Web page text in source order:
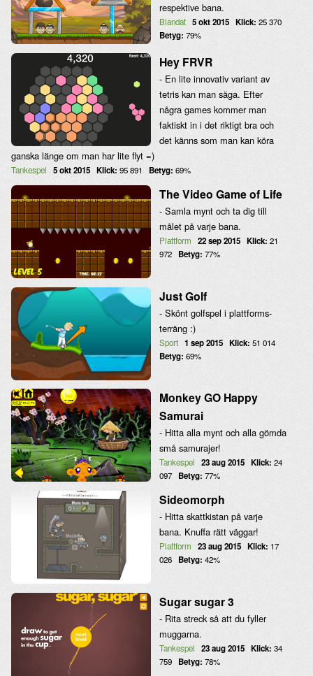
respektive bana.
Blandat 5 okt 2015 Klick: 25 370
Betyg: 79%
Hey FRVR
- En lite innovativ variant av
tetris kan man säga. Efter
några games kommer man
faktiskt in i det riktigt bra och
det känns som man kan köra
ganska länge om man har lite flyt =)
Tankespel 5 okt 2015 Klick: 95 891 Betyg: 69%
The Video Game of Life
- Samla mynt och ta dig till
målet på varje bana.
Plattform 22 sep 2015 Klick: 21
972
Betyg: 77%
Just Golf
- Skönt golfspel i plattforms-
terräng :)
Sport 1 sep 2015 Klick: 51 014
Betyg: 69%
Monkey GO Happy
Samurai
- Hitta alla mynt och alla gömda
små samurajer!
Tankespel 23 aug 2015 Klick: 24
097
Betyg: 77%
Sideomorph
- Hitta skattkistan på varje
bana. Knuffa rätt väggar!
Plattform 23 aug 2015 Klick: 17
026
Betyg: 42%
Sugar sugar 3
- Rita streck så att du fyller
muggarna.
Tankespel 23 aug 2015 Klick: 34
759
Betyg: 78%